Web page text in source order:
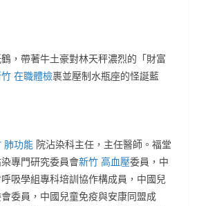
，帶著牛土豪對林天秤濃烈的「財富
在職體檢裹並壓制水瓶座的怪誕藍
肺功能 院沾染科主任，主任醫師。福堂
專門研究委員會新竹 高血壓委員，中
吸學組專科培訓協作構成員，中國兒
委員，中國兒童免疫與安康同盟成